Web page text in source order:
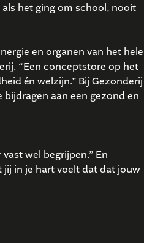
het ging om school, nooit
en organen van het hele
“Een conceptstore op het
én welzijn.” Bij Gezonderij
aan een gezond en
wel begrijpen.” En
jij in je hart voelt dat dat jouw